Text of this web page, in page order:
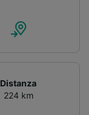
Distanza
224 km